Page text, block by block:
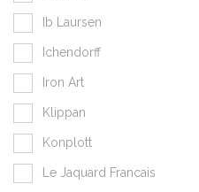
Ib Laursen
Ichendorff
Iron Art
Klippan
Konplott
Le Jaquard Francais